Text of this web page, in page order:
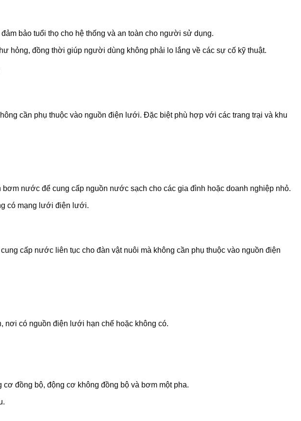
bảo tuổi thọ cho hệ thống và an toàn cho người sử dụng.
hỏng, đồng thời giúp người dùng không phải lo lắng về các sự cố kỹ thuật.
cần phụ thuộc vào nguồn điện lưới. Đặc biệt phù hợp với các trang trại và khu
nước để cung cấp nguồn nước sạch cho các gia đình hoặc doanh nghiệp nhỏ.
có mạng lưới điện lưới.
cấp nước liên tục cho đàn vật nuôi mà không cần phụ thuộc vào nguồn điện
nơi có nguồn điện lưới hạn chế hoặc không có.
đồng bộ, động cơ không đồng bộ và bơm một pha.